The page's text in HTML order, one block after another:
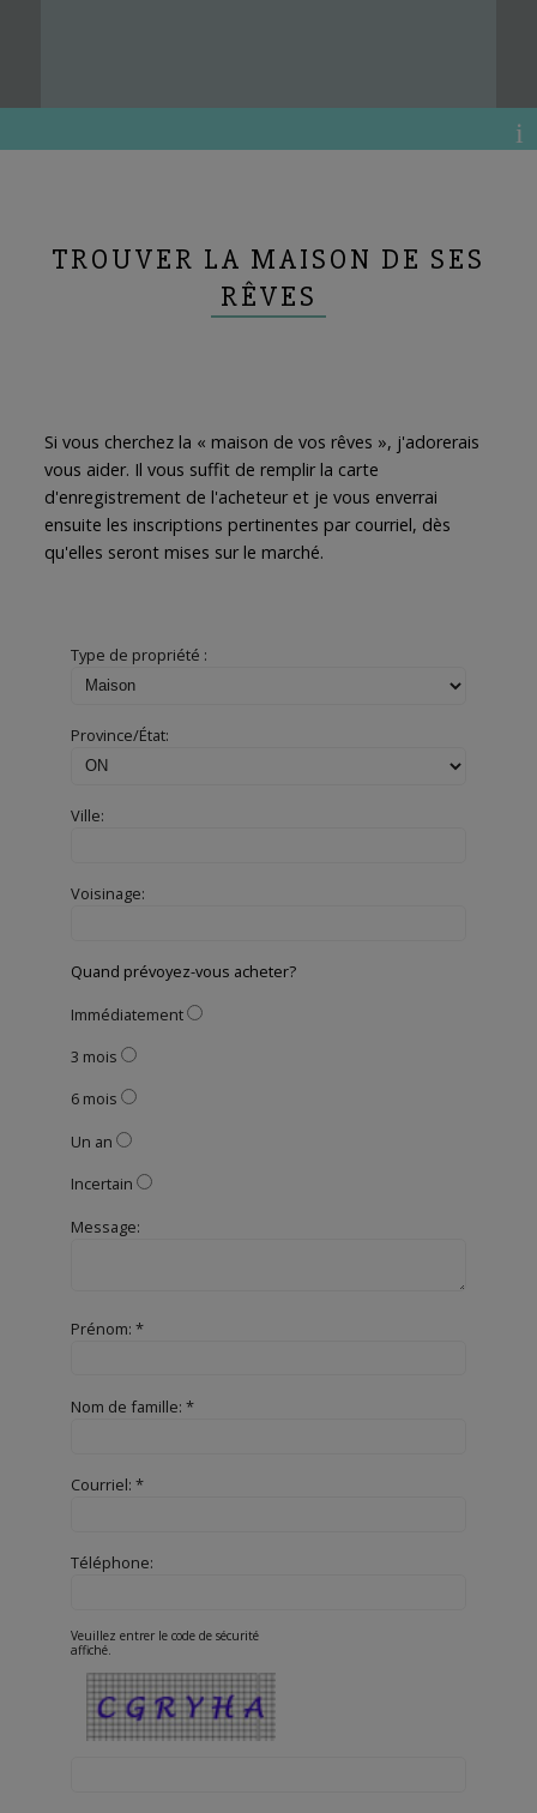
TROUVER LA MAISON DE SES
RÊVES
Si vous cherchez la « maison de vos rêves », j'adorerais
vous aider. Il vous suffit de remplir la carte
d'enregistrement de l'acheteur et je vous enverrai
ensuite les inscriptions pertinentes par courriel, dès
qu'elles seront mises sur le marché.
Type de propriété :
Province/État:
Ville:
Voisinage:
Quand prévoyez-vous acheter?
Immédiatement
3 mois
6 mois
Un an
Incertain
Message:
Prénom: *
Nom de famille: *
Courriel: *
Téléphone:
Veuillez entrer le code de sécurité
affiché.